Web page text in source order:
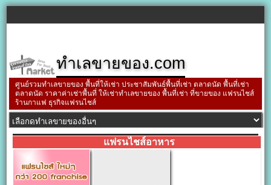
ทำเลขายของ.com
ศูนย์รวมทำเลขายของ พื้นที่ให้เช่า ประชาสัมพันธ์พื้นที่เช่า ตลาดนัด พื้นที่เช่า
ตลาดนัด ราคาค่าเช่าพื้นที่ ให้เช่าทำเลขายของ พื้นที่เช่า ที่ขายของ แฟรนไชส์
ร้านกาแฟ ธุรกิจแฟรนไชส์
แฟรนไชส์อาหาร